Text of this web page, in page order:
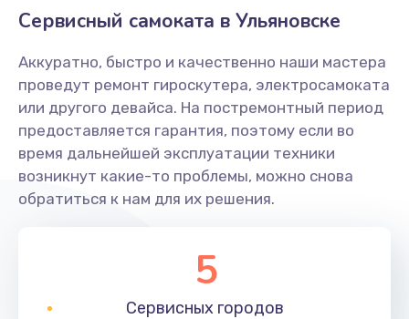
Сервисный самоката в Ульяновске
Аккуратно, быстро и качественно наши мастера
проведут ремонт гироскутера, электросамоката
или другого девайса. На постремонтный период
предоставляется гарантия, поэтому если во
время дальнейшей эксплуатации техники
возникнут какие-то проблемы, можно снова
обратиться к нам для их решения.
5
Сервисных городов